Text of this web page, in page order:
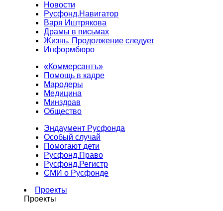
Новости
Русфонд.Навигатор
Варя Иштрякова
Драмы в письмах
Жизнь. Продолжение следует
Информбюро
«Коммерсантъ»
Помощь в кадре
Мародеры
Медицина
Минздрав
Общество
Эндаумент Русфонда
Особый случай
Помогают дети
Русфонд.Право
Русфонд.Регистр
СМИ о Русфонде
Проекты
Проекты